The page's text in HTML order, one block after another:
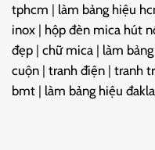
tphcm | làm bảng hiệu
inox | hộp đèn mica hút
đẹp | chữ mica | làm
cuộn | tranh điện | tranh
bmt | làm bảng hiệu